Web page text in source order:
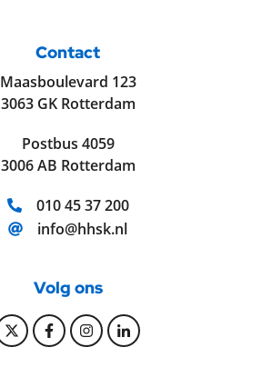
Contact
Maasboulevard 123
3063 GK Rotterdam
Postbus 4059
3006 AB Rotterdam
Telefoonnummer:
010 45 37 200
E-mailadres:
info@hhsk.nl
Volg ons
Bekijk onze Twitter pagina
Bekijk onze Facebook
Bekijk onze Instagram
Bekijk onze